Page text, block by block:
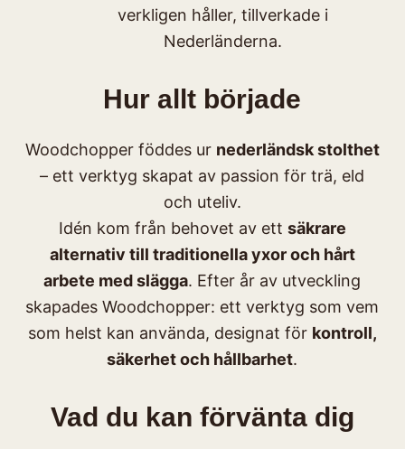
verkligen håller, tillverkade i
Nederländerna.
Hur allt började
Woodchopper föddes ur nederländsk stolthet
– ett verktyg skapat av passion för trä, eld
och uteliv.
Idén kom från behovet av ett säkrare
alternativ till traditionella yxor och hårt
arbete med slägga. Efter år av utveckling
skapades Woodchopper: ett verktyg som vem
som helst kan använda, designat för kontroll,
säkerhet och hållbarhet.
Vad du kan förvänta dig